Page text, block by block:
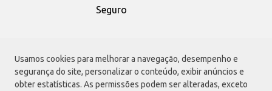
Usamos cookies para melhorar a navegação, desempenho e
segurança do site, personalizar o conteúdo, exibir anúncios e
obter estatísticas. As permissões podem ser alteradas, exceto
Atacadão S.A.
Avenida Morvan Dias de Figueiredo, 6169, Vila Maria, São Paulo - SP | CEP
02170-901 | CNPJ: 75.315.333/0001-09